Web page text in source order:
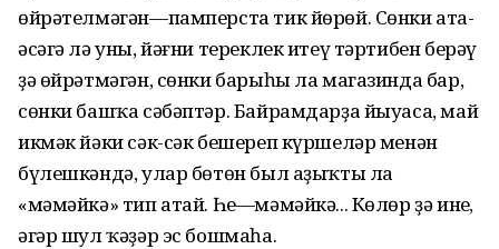
өйрәтелмәгән—памперста тик йөрөй. Сөнки ата-
әсәгә лә уны, йәғни тереклек итеү тәртибен берәү
ҙә өйрәтмәгән, сөнки барыһы ла магазинда бар,
сөнки башҡа сәбәптәр. Байрамдарҙа йыуаса, май
икмәк йәки сәк-сәк бешереп күршеләр менән
бүлешкәндә, улар бөтөн был аҙыҡты ла
«мәмәйкә» тип атай. Һе—мәмәйкә... Көлөр ҙә инең,
әгәр шул ҡәҙәр эс бошмаһа.